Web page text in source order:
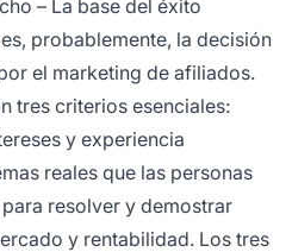
– La base del éxito
probablemente, la decisión
el marketing de afiliados.
tres criterios esenciales:
y experiencia
reales que las personas
resolver y demostrar
y rentabilidad. Los tres